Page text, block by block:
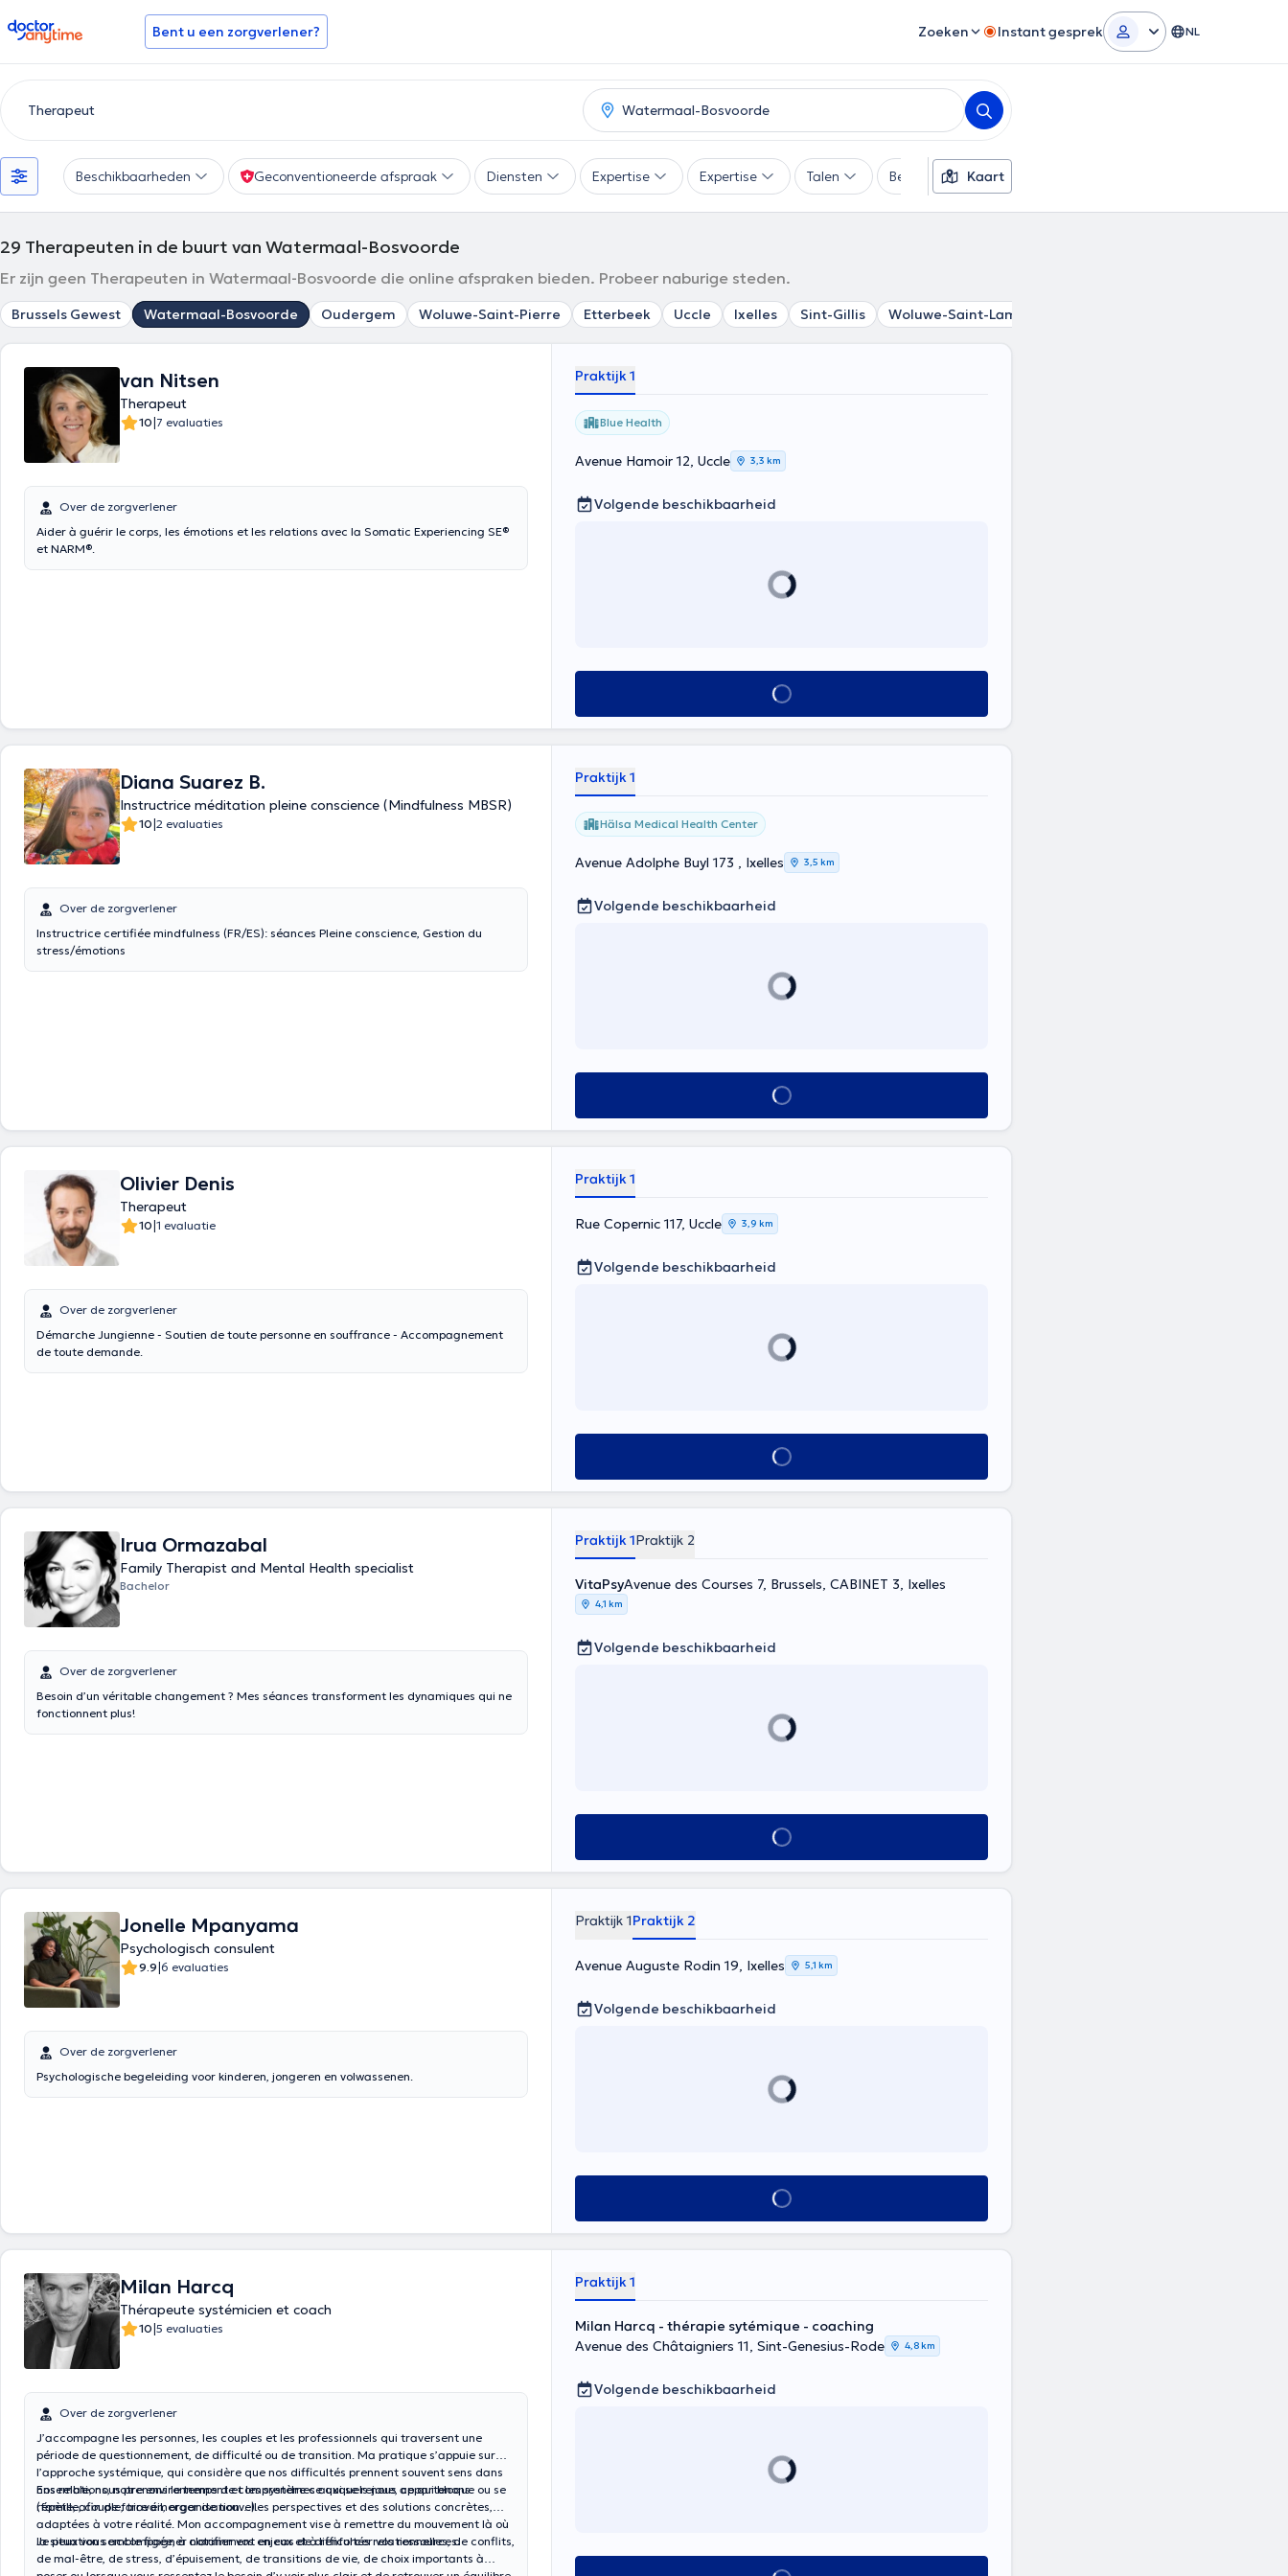
doctoranytime Bent u een zorgverlener? Zoeken Instant gesprek NL
Beschikbaarheden Geconventioneerde afspraak Diensten Expertise Expertise Talen BetaalmethodeKaart
29 Therapeuten in de buurt van Watermaal-Bosvoorde
Er zijn geen Therapeuten in Watermaal-Bosvoorde die online afspraken bieden. Probeer naburige steden.
Brussels Gewest Watermaal-Bosvoorde Oudergem Woluwe-Saint-Pierre Etterbeek Uccle Ixelles Sint-Gillis Woluwe-Saint-Lambert
van Nitsen
Therapeut
10|7 evaluaties
Over de zorgverlener
Aider à guérir le corps, les émotions et les relations avec la Somatic Experiencing SE®
et NARM®.
Praktijk 1
Blue Health
Avenue Hamoir 12, Uccle 3,3 km
Volgende beschikbaarheid
Alles zien
Diana Suarez B.
Instructrice méditation pleine conscience (Mindfulness MBSR)
10|2 evaluaties
Over de zorgverlener
Instructrice certifiée mindfulness (FR/ES): séances Pleine conscience, Gestion du
stress/émotions
Praktijk 1
Hälsa Medical Health Center
Avenue Adolphe Buyl 173 , Ixelles 3,5 km
Volgende beschikbaarheid
Alles zien
Olivier Denis
Therapeut
10|1 evaluatie
Over de zorgverlener
Démarche Jungienne - Soutien de toute personne en souffrance - Accompagnement
de toute demande.
Praktijk 1
Rue Copernic 117, Uccle 3,9 km
Volgende beschikbaarheid
Alles zien
Irua Ormazabal
Family Therapist and Mental Health specialist
Bachelor
Over de zorgverlener
Besoin d’un véritable changement ? Mes séances transforment les dynamiques qui ne
fonctionnent plus!
Praktijk 1Praktijk 2
VitaPsy Avenue des Courses 7, Brussels, CABINET 3, Ixelles
4,1 km
Volgende beschikbaarheid
Alles zien
Jonelle Mpanyama
Psychologisch consulent
9.9|6 evaluaties
Over de zorgverlener
Psychologische begeleiding voor kinderen, jongeren en volwassenen.
Praktijk 1Praktijk 2
Avenue Auguste Rodin 19, Ixelles 5,1 km
Volgende beschikbaarheid
Alles zien
Milan Harcq
Thérapeute systémicien et coach
10|5 evaluaties
Over de zorgverlener
J’accompagne les personnes, les couples et les professionnels qui traversent une
période de questionnement, de difficulté ou de transition. Ma pratique s’appuie sur
l’approche systémique, qui considère que nos difficultés prennent souvent sens dans
nos relations, notre environnement et les systèmes auxquels nous appartenons
(famille, couple, travail, organisation…).
Ensemble, nous prenons le temps de comprendre ce qui se rejoue, ce qui bloque ou se
répète, afin de faire émerger de nouvelles perspectives et des solutions concrètes,
adaptées à votre réalité. Mon accompagnement vise à remettre du mouvement là où
la situation semble figée, à clarifier vos enjeux et à renforcer vos ressources.
Je peux vous accompagner notamment en cas de difficultés relationnelles, de conflits,
de mal-être, de stress, d’épuisement, de transitions de vie, de choix importants à
Praktijk 1
Milan Harcq - thérapie sytémique - coaching
Avenue des Châtaigniers 11, Sint-Genesius-Rode
4,8 km
Volgende beschikbaarheid